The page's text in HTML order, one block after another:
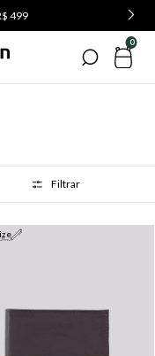
499
0
Filtrar